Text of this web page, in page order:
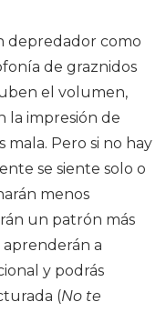
depredador como
de graznidos
el volumen,
la impresión de
mala. Pero si no hay
se siente solo o
menos
un patrón más
a
y podrás
(No te